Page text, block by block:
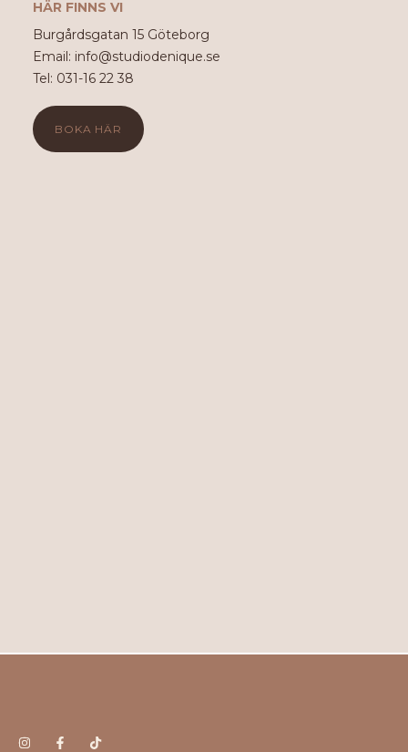
HÄR FINNS VI
Burgårdsgatan 15 Göteborg
Email: info@studiodenique.se
Tel: 031-16 22 38
BOKA HÄR